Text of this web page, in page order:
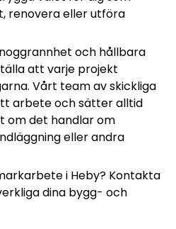
renovera eller utföra
och hållbara
att varje projekt
Vårt team av skickliga
arbete och sätter alltid
om det handlar om
eller andra
i Heby? Kontakta
dina bygg- och